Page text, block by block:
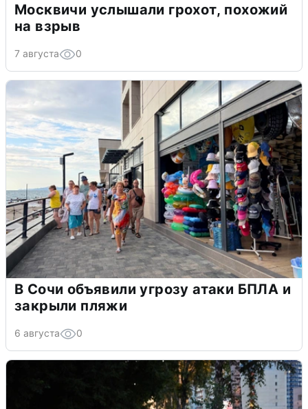
Москвичи услышали грохот, похожий
на взрыв
7 августа 0
В Сочи объявили угрозу атаки БПЛА и
закрыли пляжи
6 августа 0